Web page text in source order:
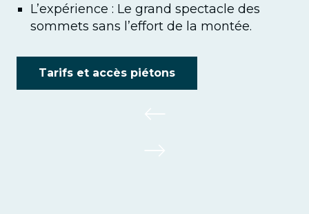
L’expérience : Le grand spectacle des
sommets sans l’effort de la montée.
Tarifs et accès piétons